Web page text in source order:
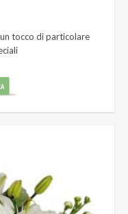
tocco di particolare